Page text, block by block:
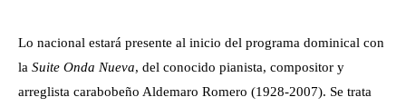
Lo nacional estará presente al inicio del programa dominical con
la Suite Onda Nueva, del conocido pianista, compositor y
arreglista carabobeño Aldemaro Romero (1928-2007). Se trata